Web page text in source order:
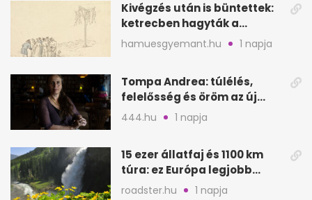
Kivégzés után is büntettek:
ketrecben hagyták a
holttesteket
hamuesgyemant.hu 1 napja
Tompa Andrea: túlélés,
felelősség és öröm az új
regény tükrében
444.hu 1 napja
15 ezer állatfaj és 1100 km
túra: ez Európa legjobb
nemzeti parkja
roadster.hu 1 napja